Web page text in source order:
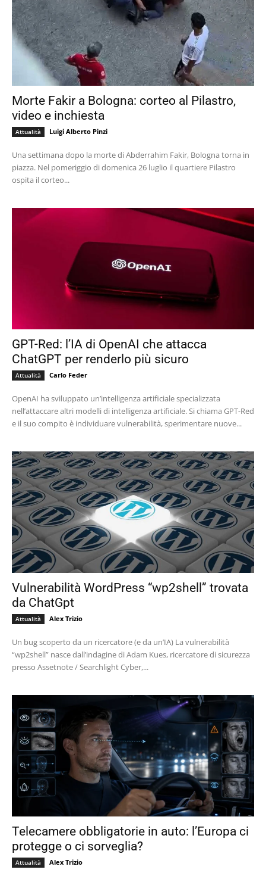
Morte Fakir a Bologna: corteo al Pilastro,
video e inchiesta
Attualità Luigi Alberto Pinzi
Una settimana dopo la morte di Abderrahim Fakir, Bologna torna in
piazza. Nel pomeriggio di domenica 26 luglio il quartiere Pilastro
ospita il corteo...
GPT-Red: l’IA di OpenAI che attacca
ChatGPT per renderlo più sicuro
Attualità Carlo Feder
OpenAI ha sviluppato un’intelligenza artificiale specializzata
nell’attaccare altri modelli di intelligenza artificiale. Si chiama GPT-Red
e il suo compito è individuare vulnerabilità, sperimentare nuove...
Vulnerabilità WordPress “wp2shell” trovata
da ChatGpt
Attualità Alex Trizio
Un bug scoperto da un ricercatore (e da un’IA) La vulnerabilità
“wp2shell” nasce dall’indagine di Adam Kues, ricercatore di sicurezza
presso Assetnote / Searchlight Cyber,...
Telecamere obbligatorie in auto: l’Europa ci
protegge o ci sorveglia?
Attualità Alex Trizio